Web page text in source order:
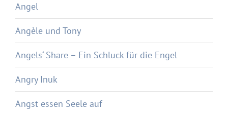
Angel
Angèle und Tony
Angels‘ Share – Ein Schluck für die Engel
Angry Inuk
Angst essen Seele auf